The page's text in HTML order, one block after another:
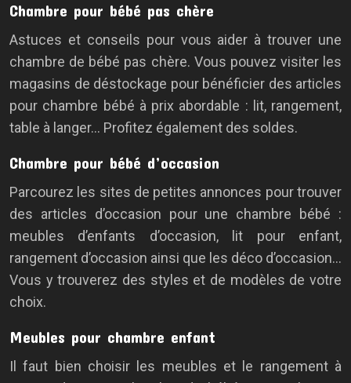
Chambre pour bébé pas chère
Astuces et conseils pour vous aider à trouver une
chambre de bébé pas chère. Vous pouvez visiter les
magasins de déstockage pour bénéficier des articles
pour chambre bébé à prix abordable : lit, rangement,
table à langer… Profitez également des soldes.
Chambre pour bébé d’occasion
Parcourez les sites de petites annonces pour trouver
des articles d’occasion pour une chambre bébé :
meubles d’enfants d’occasion, lit pour enfant,
rangement d’occasion ainsi que les déco d’occasion…
Vous y trouverez des styles et de modèles de votre
choix.
Meubles pour chambre enfant
Il faut bien choisir les meubles et le rangement à